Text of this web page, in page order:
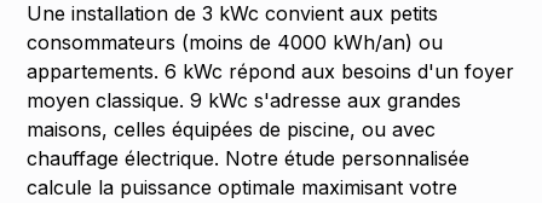
Une installation de 3 kWc convient aux petits
consommateurs (moins de 4000 kWh/an) ou
appartements. 6 kWc répond aux besoins d'un foyer
moyen classique. 9 kWc s'adresse aux grandes
maisons, celles équipées de piscine, ou avec
chauffage électrique. Notre étude personnalisée
calcule la puissance optimale maximisant votre